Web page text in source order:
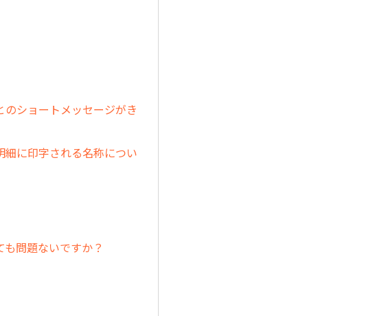
のショートメッセージがき
に印字される名称につい
問題ないですか？